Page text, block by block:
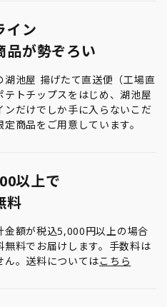
イン
品が勢ぞろい
湖池屋 揚げたて直送便（工場直
テトチップスをはじめ、湖池屋
ンだけでしか手に入らないこだ
定商品をご用意しています。
以上で
料
金額が税込5,000円以上の場合
無料でお届けします。手数料は
ん。送料についてはこちら